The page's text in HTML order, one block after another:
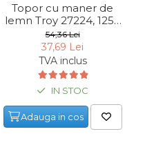
Topor cu maner de
lemn Troy 27224, 1250
gr
54,36 Lei
37,69 Lei
TVA inclus
IN STOC
Adauga in cos